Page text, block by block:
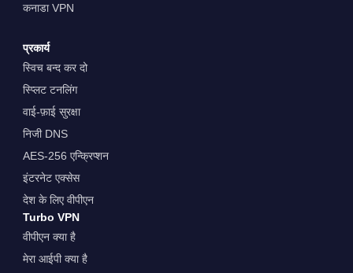
कनाडा VPN
प्रकार्य
स्विच बन्द कर दो
स्प्लिट टनलिंग
वाई-फ़ाई सुरक्षा
निजी DNS
AES-256 एन्क्रिप्शन
इंटरनेट एक्सेस
देश के लिए वीपीएन
Turbo VPN
वीपीएन क्या है
मेरा आईपी क्या है